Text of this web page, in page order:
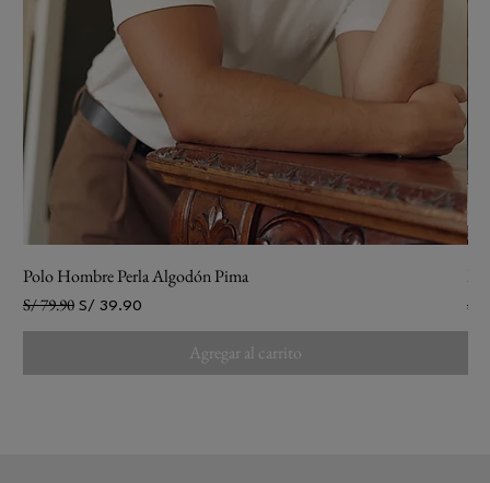
Polo Hombre Perla Algodón Pima
Precio
S/ 79.90 Precio de oferta
S/ 39.90
Agregar al carrito
S/